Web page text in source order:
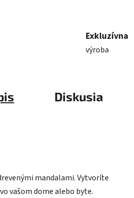
Exkluzívna
výroba
Diskusia
mandalami. Vytvoríte
vašom dome alebo byte.